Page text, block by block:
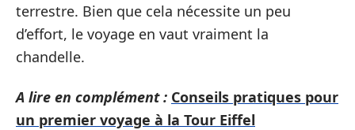
terrestre. Bien que cela nécessite un peu
d’effort, le voyage en vaut vraiment la
chandelle.
A lire en complément : Conseils pratiques pour
un premier voyage à la Tour Eiffel